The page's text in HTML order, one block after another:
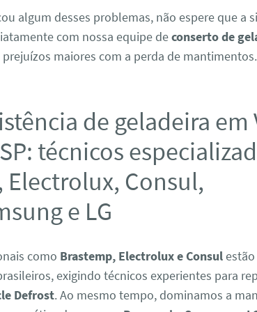
algum desses problemas, não espere que a
com nossa equipe deconserto de
prejuízos maiores com a perda de mantimentos.
de geladeira em
técnicos
Electrolux, Consul,
e LG
como Brastemp, Electrolux e Consul
exigindo técnicos experientes para
Defrost. Ao mesmo tempo, dominamos a